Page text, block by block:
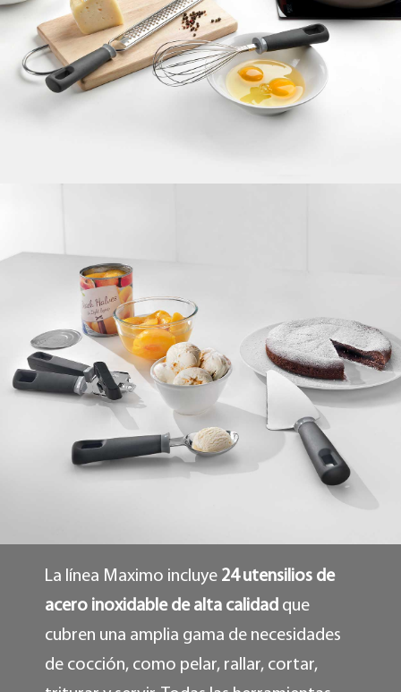
La línea Maximo incluye 24 utensilios de
acero inoxidable de alta calidadque
cubren una amplia gama de necesidades
de cocción, como pelar, rallar, cortar,